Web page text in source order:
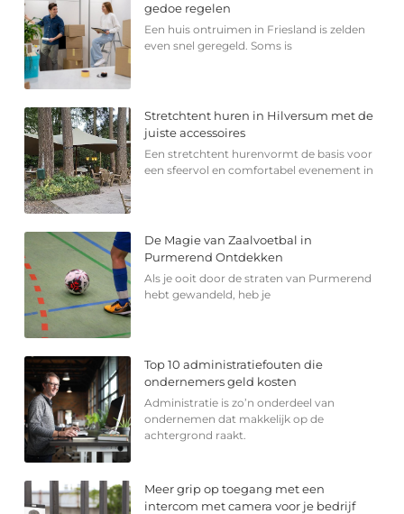
gedoe regelen
Een huis ontruimen in Friesland is zelden
even snel geregeld. Soms is
Stretchtent huren in Hilversum met de
juiste accessoires
Een stretchtent hurenvormt de basis voor
een sfeervol en comfortabel evenement in
De Magie van Zaalvoetbal in
Purmerend Ontdekken
Als je ooit door de straten van Purmerend
hebt gewandeld, heb je
Top 10 administratiefouten die
ondernemers geld kosten
Administratie is zo’n onderdeel van
ondernemen dat makkelijk op de
achtergrond raakt.
Meer grip op toegang met een
intercom met camera voor je bedrijf